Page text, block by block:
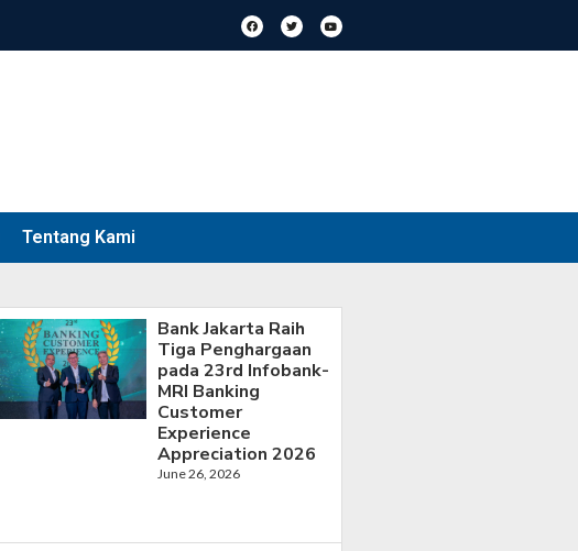
Tentang Kami
Bank Jakarta Raih
Tiga Penghargaan
pada 23rd Infobank-
MRI Banking
Customer
Experience
Appreciation 2026
June 26, 2026